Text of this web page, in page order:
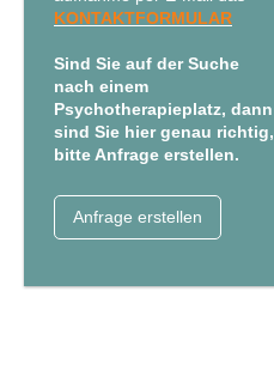
KONTAKTFORMULAR
Sind Sie auf der Suche
nach einem
Psychotherapieplatz, dann
sind Sie hier genau richtig,
bitte Anfrage erstellen.
Anfrage erstellen